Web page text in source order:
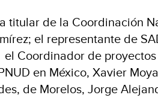
titular de la Coordinación
el representante de
Coordinador de
en México, Xavier
de Morelos, Jorge